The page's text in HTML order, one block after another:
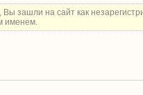
зашли на сайт как
именем.